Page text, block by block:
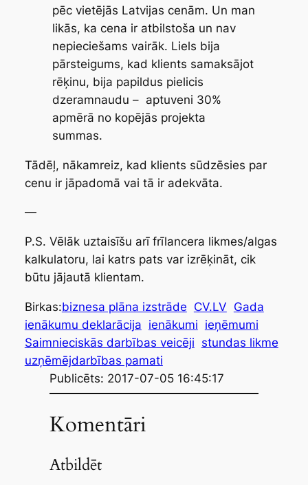
pēc vietējās Latvijas cenām. Un man
likās, ka cena ir atbilstoša un nav
nepieciešams vairāk. Liels bija
pārsteigums, kad klients samaksājot
rēķinu, bija papildus pielicis
dzeramnaudu – aptuveni 30%
apmērā no kopējās projekta
summas.
Tādēļ, nākamreiz, kad klients sūdzēsies par
cenu ir jāpadomā vai tā ir adekvāta.
—
P.S. Vēlāk uztaisīšu arī frīlancera likmes/algas
kalkulatoru, lai katrs pats var izrēķināt, cik
būtu jājautā klientam.
Birkas:biznesa plāna izstrāde CV.LV Gada
ienākumu deklarācija ienākumi ieņēmumi
Saimnieciskās darbības veicēji stundas likme
uzņēmējdarbības pamati
Publicēts: 2017-07-05 16:45:17
Komentāri
Atbildēt